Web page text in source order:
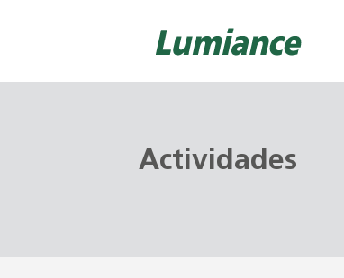
Actividades